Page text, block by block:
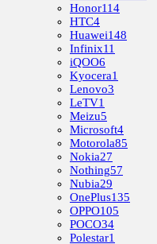
Honor114
HTC4
Huawei148
Infinix11
iQOO6
Kyocera1
Lenovo3
LeTV1
Meizu5
Microsoft4
Motorola85
Nokia27
Nothing57
Nubia29
OnePlus135
OPPO105
POCO34
Polestar1